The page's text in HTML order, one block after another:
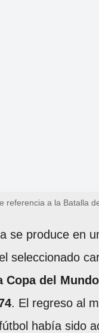
referencia a la Batalla
se produce en
seleccionado
Copa del
. El regreso al
había sido